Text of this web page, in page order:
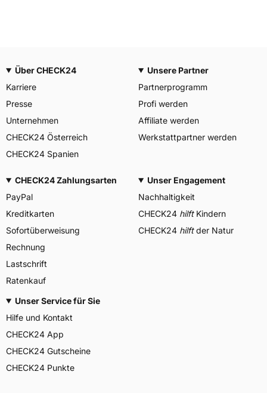
Über CHECK24
Karriere
Presse
Unternehmen
CHECK24 Österreich
CHECK24 Spanien
Unsere Partner
Partnerprogramm
Profi werden
Affiliate werden
Werkstattpartner werden
CHECK24 Zahlungsarten
PayPal
Kreditkarten
Sofortüberweisung
Rechnung
Lastschrift
Ratenkauf
Unser Engagement
Nachhaltigkeit
CHECK24 hilftKindern
CHECK24 hilftder Natur
Unser Service für Sie
Hilfe und Kontakt
CHECK24 App
CHECK24 Gutscheine
CHECK24 Punkte